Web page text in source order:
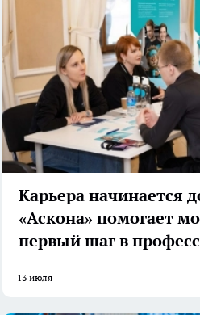
Карьера начинается
«Аскона» помогает
первый шаг в
13 июля